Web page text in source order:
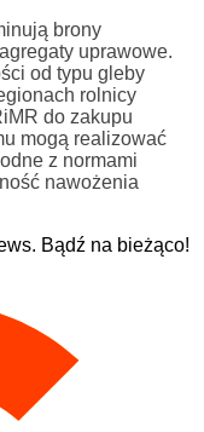
brony
uprawowe.
od typu gleby
rolnicy
do zakupu
mogą realizować
z normami
nawożenia
Bądź na bieżąco!